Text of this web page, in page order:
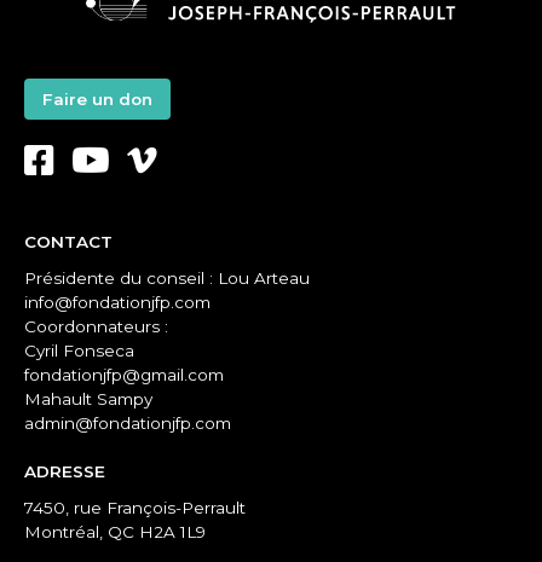
Faire un don
CONTACT
Présidente du conseil : Lou Arteau
info@fondationjfp.com
Coordonnateurs :
Cyril Fonseca
fondationjfp@gmail.com
Mahault Sampy
admin@fondationjfp.com
ADRESSE
7450, rue François-Perrault
Montréal, QC H2A 1L9